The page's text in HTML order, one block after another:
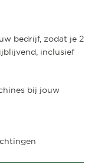
bedrijf, zodat je 2
inclusief
bij jouw